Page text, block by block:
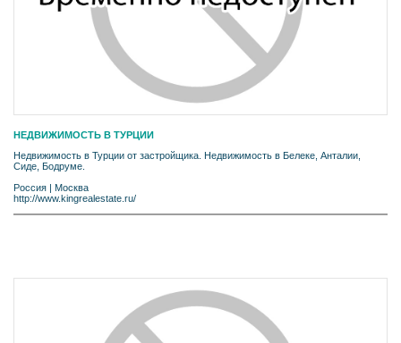
НЕДВИЖИМОСТЬ В ТУРЦИИ
Недвижимость в Турции от застройщика. Недвижимость в Белеке, Анталии,
Сиде, Бодруме.
Россия
Москва
http://www.kingrealestate.ru/